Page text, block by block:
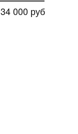
34 000 руб